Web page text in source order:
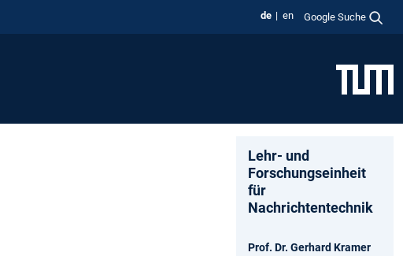
de en Google Suche
Lehr- und
Forschungseinheit
für
Nachrichtentechnik
Prof. Dr. Gerhard Kramer